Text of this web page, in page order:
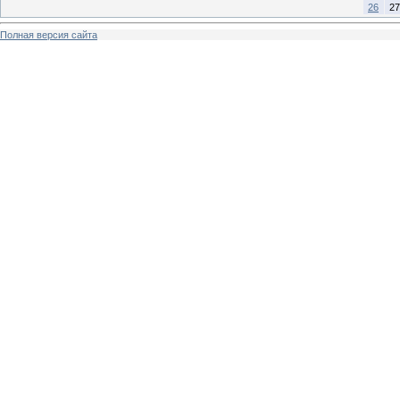
26
27
Полная версия сайта